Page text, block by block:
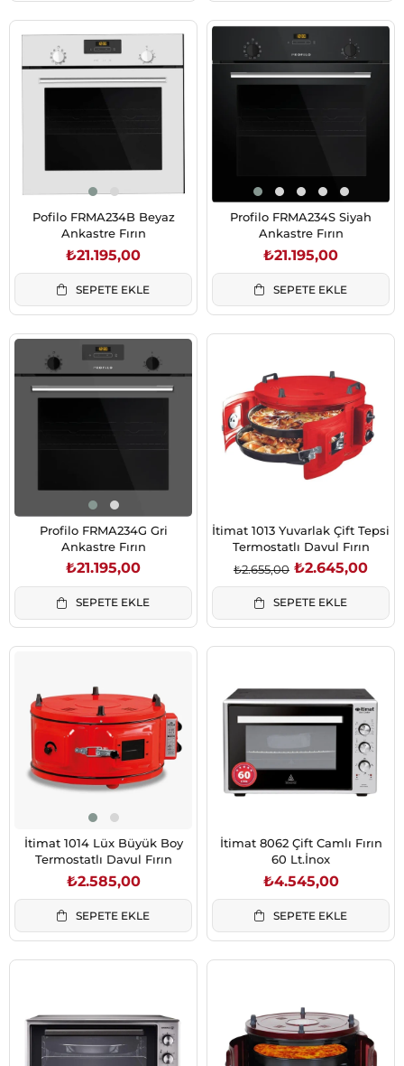
Pofilo FRMA234B Beyaz
Ankastre Fırın
₺21.195,00
SEPETE EKLE
Profilo FRMA234S Siyah
Ankastre Fırın
₺21.195,00
SEPETE EKLE
Profilo FRMA234G Gri
Ankastre Fırın
₺21.195,00
SEPETE EKLE
İtimat 1013 Yuvarlak Çift Tepsi
Termostatlı Davul Fırın
₺2.645,00
₺2.655,00
SEPETE EKLE
İtimat 1014 Lüx Büyük Boy
Termostatlı Davul Fırın
₺2.585,00
SEPETE EKLE
İtimat 8062 Çift Camlı Fırın
60 Lt.İnox
₺4.545,00
SEPETE EKLE